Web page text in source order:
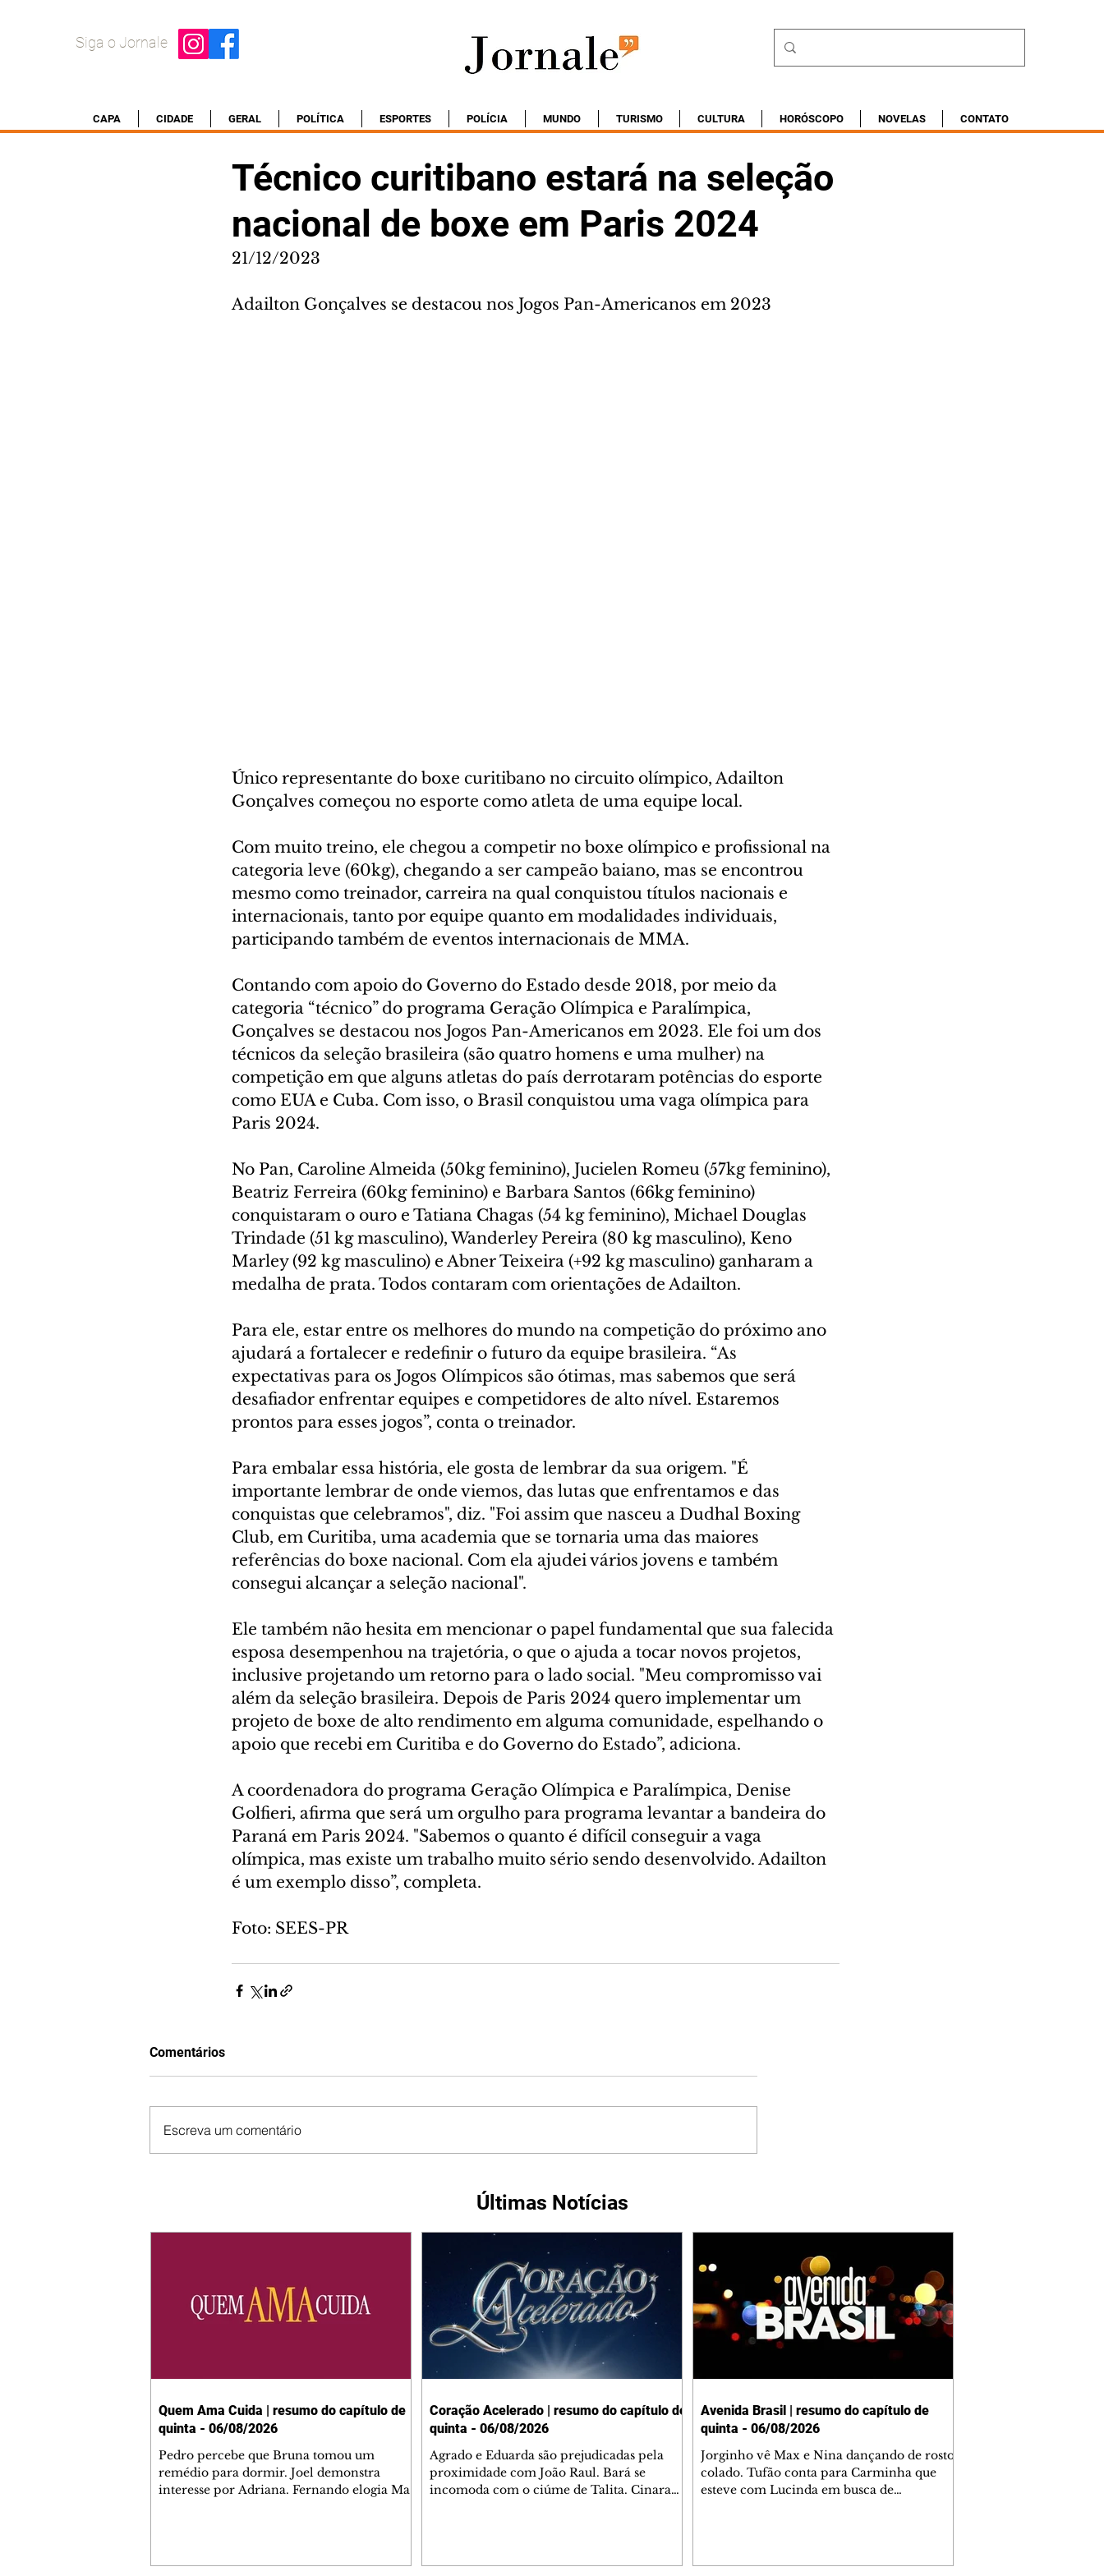
Siga o Jornale
CAPA CIDADE GERAL POLÍTICA ESPORTES POLÍCIA MUNDO TURISMO CULTURA HORÓSCOPO NOVELAS CONTATO
Técnico curitibano estará na seleção
nacional de boxe em Paris 2024
21/12/2023
Adailton Gonçalves se destacou nos Jogos Pan-Americanos em 2023
Único representante do boxe curitibano no circuito olímpico, Adailton
Gonçalves começou no esporte como atleta de uma equipe local.
Com muito treino, ele chegou a competir no boxe olímpico e profissional na
categoria leve (60kg), chegando a ser campeão baiano, mas se encontrou
mesmo como treinador, carreira na qual conquistou títulos nacionais e
internacionais, tanto por equipe quanto em modalidades individuais,
participando também de eventos internacionais de MMA.
Contando com apoio do Governo do Estado desde 2018, por meio da
categoria “técnico” do programa Geração Olímpica e Paralímpica,
Gonçalves se destacou nos Jogos Pan-Americanos em 2023. Ele foi um dos
técnicos da seleção brasileira (são quatro homens e uma mulher) na
competição em que alguns atletas do país derrotaram potências do esporte
como EUA e Cuba. Com isso, o Brasil conquistou uma vaga olímpica para
Paris 2024.
No Pan, Caroline Almeida (50kg feminino), Jucielen Romeu (57kg feminino),
Beatriz Ferreira (60kg feminino) e Barbara Santos (66kg feminino)
conquistaram o ouro e Tatiana Chagas (54 kg feminino), Michael Douglas
Trindade (51 kg masculino), Wanderley Pereira (80 kg masculino), Keno
Marley (92 kg masculino) e Abner Teixeira (+92 kg masculino) ganharam a
medalha de prata. Todos contaram com orientações de Adailton.
Para ele, estar entre os melhores do mundo na competição do próximo ano
ajudará a fortalecer e redefinir o futuro da equipe brasileira. “As
expectativas para os Jogos Olímpicos são ótimas, mas sabemos que será
desafiador enfrentar equipes e competidores de alto nível. Estaremos
prontos para esses jogos”, conta o treinador.
Para embalar essa história, ele gosta de lembrar da sua origem. "É
importante lembrar de onde viemos, das lutas que enfrentamos e das
conquistas que celebramos", diz. "Foi assim que nasceu a Dudhal Boxing
Club, em Curitiba, uma academia que se tornaria uma das maiores
referências do boxe nacional. Com ela ajudei vários jovens e também
consegui alcançar a seleção nacional".
Ele também não hesita em mencionar o papel fundamental que sua falecida
esposa desempenhou na trajetória, o que o ajuda a tocar novos projetos,
inclusive projetando um retorno para o lado social. "Meu compromisso vai
além da seleção brasileira. Depois de Paris 2024 quero implementar um
projeto de boxe de alto rendimento em alguma comunidade, espelhando o
apoio que recebi em Curitiba e do Governo do Estado”, adiciona.
A coordenadora do programa Geração Olímpica e Paralímpica, Denise
Golfieri, afirma que será um orgulho para programa levantar a bandeira do
Paraná em Paris 2024. "Sabemos o quanto é difícil conseguir a vaga
olímpica, mas existe um trabalho muito sério sendo desenvolvido. Adailton
é um exemplo disso”, completa.
Foto: SEES-PR
Comentários
Escreva um comentário
Últimas Notícias
Quem Ama Cuida | resumo do capítulo de
quinta - 06/08/2026
Pedro percebe que Bruna tomou um
remédio para dormir. Joel demonstra
interesse por Adriana. Fernando elogia Mau
Coração Acelerado | resumo do capítulo de
quinta - 06/08/2026
Agrado e Eduarda são prejudicadas pela
proximidade com João Raul. Bará se
incomoda com o ciúme de Talita. Cinara
Avenida Brasil | resumo do capítulo de
quinta - 06/08/2026
Jorginho vê Max e Nina dançando de rosto
colado. Tufão conta para Carminha que
esteve com Lucinda em busca de